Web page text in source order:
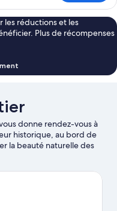
les réductions et les
Plus de récompenses
donne rendez-vous à
historique, au bord de
la beauté naturelle des
et Stingray Bay vous
à voir. Découvrez le